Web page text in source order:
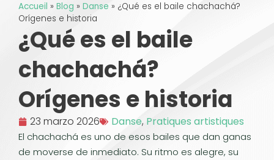
Accueil » Blog » Danse » ¿Qué es el baile chachachá?
Orígenes e historia
¿Qué es el baile
chachachá?
Orígenes e historia
23 marzo 2026 Danse, Pratiques artistiques
El chachachá es uno de esos bailes que dan ganas
de moverse de inmediato. Su ritmo es alegre, su